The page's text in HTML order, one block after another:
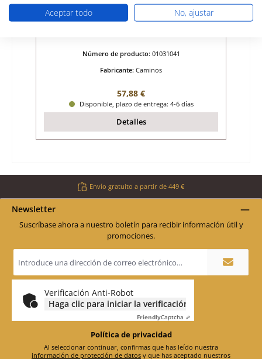
Caminos Amor vidrio de visualización
Número de producto: 01031041
Fabricante: Caminos
Precio normal:
57,88 €
Disponible, plazo de entrega: 4-6 días
Detalles
Envío gratuito a partir de 449 €
Newsletter
Suscríbase ahora a nuestro boletín para recibir información útil y
promociones.
de
correo
electrónico
Verificación Anti-Robot
Haga clic para iniciar la verificación
FriendlyCaptcha ⇗
Política de privacidad
información de protección de datos
Aceptar todo No, ajustar